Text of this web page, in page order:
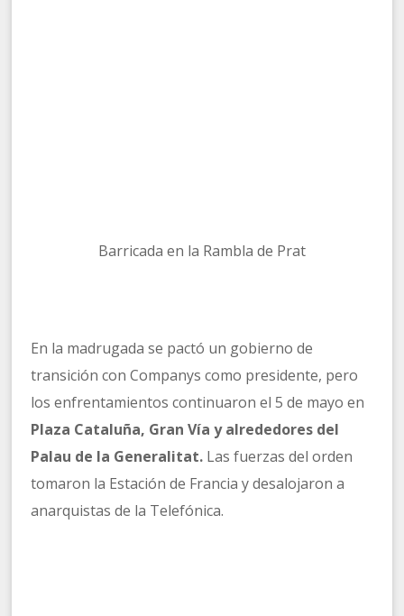
Barricada en la Rambla de Prat
En la madrugada se pactó un gobierno de
transición con Companys como presidente, pero
los enfrentamientos continuaron el 5 de mayo en
Plaza Cataluña, Gran Vía y alrededores del
Palau de la Generalitat. Las fuerzas del orden
tomaron la Estación de Francia y desalojaron a
anarquistas de la Telefónica.